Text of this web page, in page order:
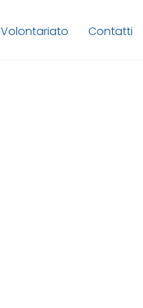
Volontariato Contatti